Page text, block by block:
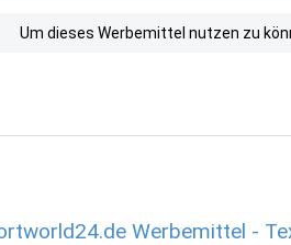
Um dieses Werbemittel nutzen zu
Werbemittel -